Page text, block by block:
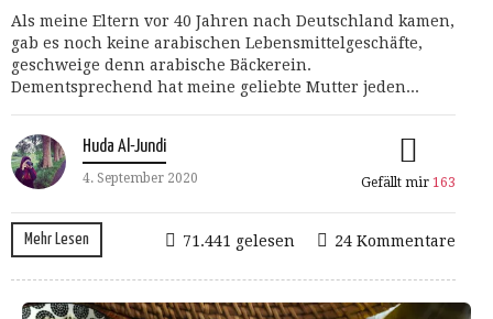
Als meine Eltern vor 40 Jahren nach Deutschland kamen,
gab es noch keine arabischen Lebensmittelgeschäfte,
geschweige denn arabische Bäckerein.
Dementsprechend hat meine geliebte Mutter jeden...
Huda Al-Jundi
4. September 2020 Gefällt mir 163
Mehr Lesen 24 Kommentare
71.441 gelesen